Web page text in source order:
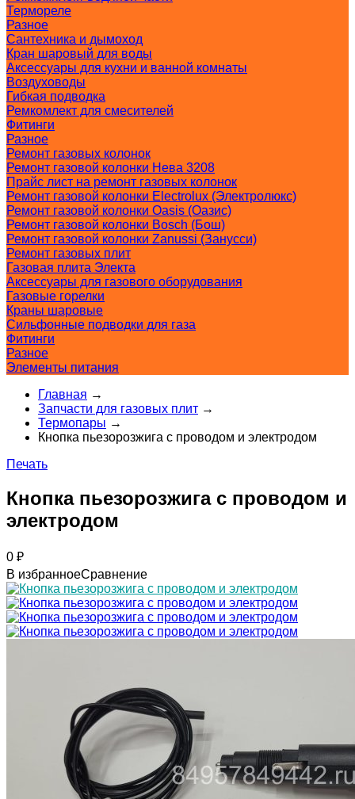
Термореле
Разное
Сантехника и дымоход
Кран шаровый для воды
Аксессуары для кухни и ванной комнаты
Воздуховоды
Гибкая подводка
Ремкомлект для смесителей
Фитинги
Разное
Ремонт газовых колонок
Ремонт газовой колонки Нева 3208
Прайс лист на ремонт газовых колонок
Ремонт газовой колонки Electrolux (Электролюкс)
Ремонт газовой колонки Oasis (Оазис)
Ремонт газовой колонки Bosch (Бош)
Ремонт газовой колонки Zanussi (Занусси)
Ремонт газовых плит
Газовая плита Электа
Аксессуары для газового оборудования
Газовые горелки
Краны шаровые
Сильфонные подводки для газа
Фитинги
Разное
Элементы питания
Главная →
Запчасти для газовых плит →
Термопары →
Кнопка пьезорозжига с проводом и электродом
Печать
Кнопка пьезорозжига с проводом и
электродом
0 ₽
В избранноеСравнение